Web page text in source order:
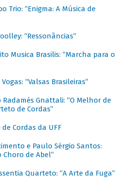
Trio: “Enigma: A Música de
“Ressonâncias”
Musica Brasilis: “Marcha para o
“Valsas Brasileiras”
Gnattali: “O Melhor de
de Cordas”
Cordas da UFF
e Paulo Sérgio Santos:
de Abel”
Quarteto: “A Arte da Fuga”